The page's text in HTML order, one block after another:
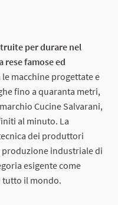
per durare nel
famose ed
le macchine progettate e
fino a quaranta metri,
Cucine Salvarani,
al minuto. La
dei produttori
produzione industriale di
esigente come
tutto il mondo.